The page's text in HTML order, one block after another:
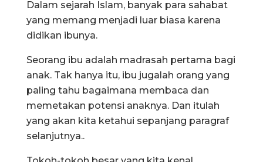
Dalam sejarah Islam, banyak para sahabat
yang memang menjadi luar biasa karena
didikan ibunya.
Seorang ibu adalah madrasah pertama bagi
anak. Tak hanya itu, ibu jugalah orang yang
paling tahu bagaimana membaca dan
memetakan potensi anaknya. Dan itulah
yang akan kita ketahui sepanjang paragraf
selanjutnya..